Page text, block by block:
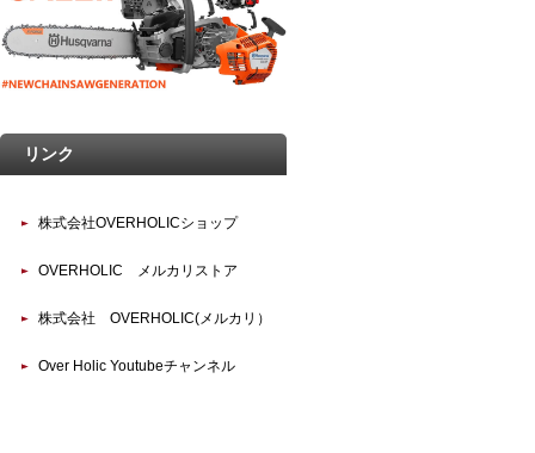
リンク
株式会社OVERHOLICショップ
OVERHOLIC メルカリストア
株式会社 OVERHOLIC(メルカリ）
Over Holic Youtubeチャンネル